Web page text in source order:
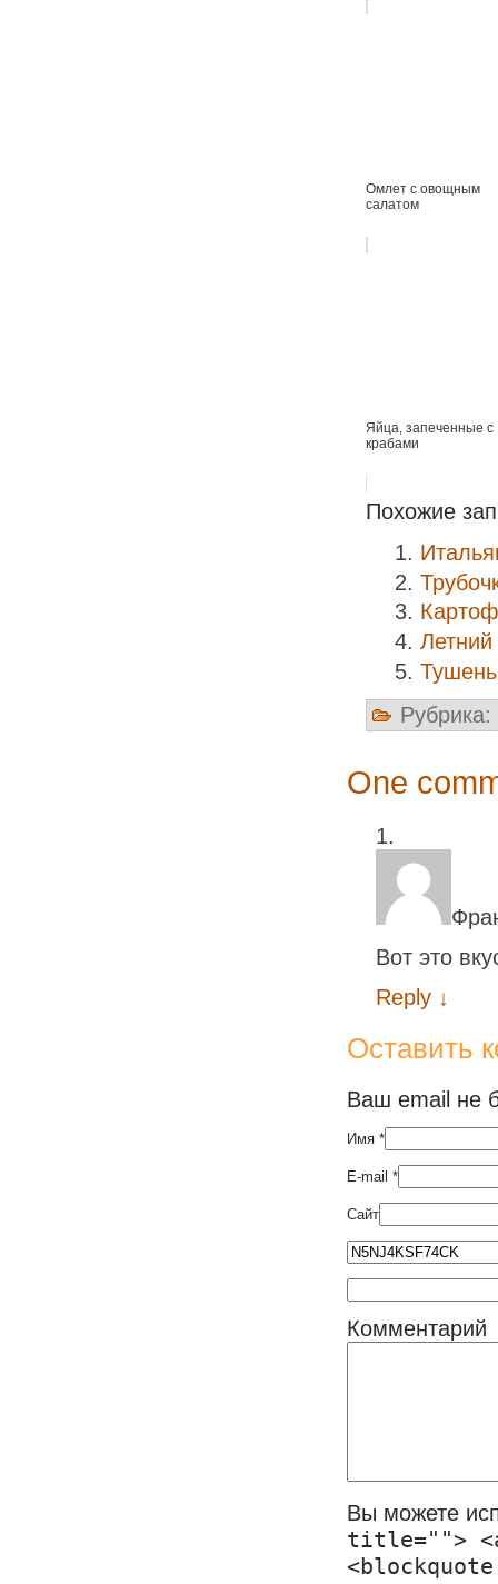
Омлет с овощным
салатом
Яйца, запеченные с
крабами
Похожие
Рубрика:
One
Вот это
Reply ↓
Оставить
Ваш email не
Имя *
E-mail *
Сайт
Комментарий
Вы можете
title="">